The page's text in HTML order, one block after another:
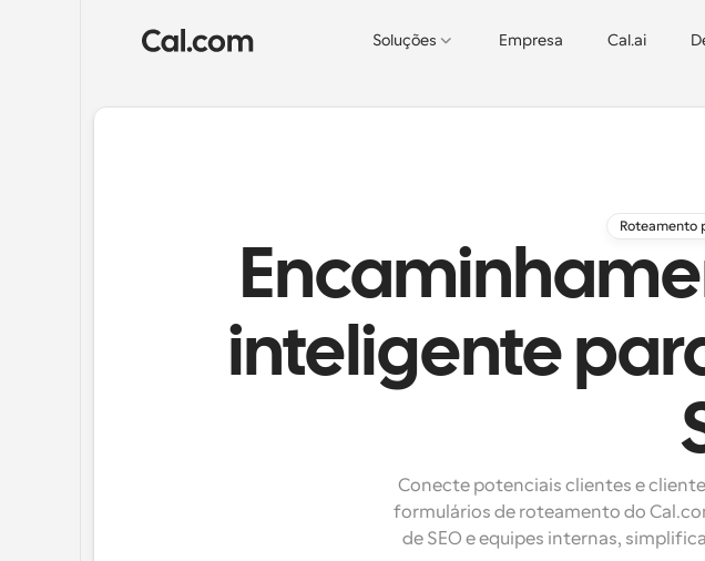
Soluções Empresa Cal.ai
Roteamento
inteligente
Conecte potenciais clientes e
formulários de roteamento do
de SEO e equipes internas,